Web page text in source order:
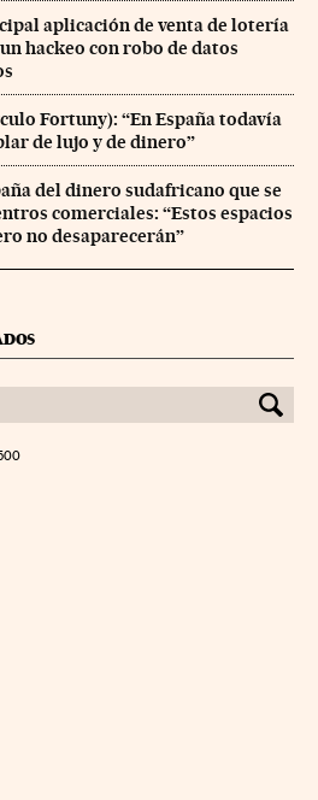
aplicación de venta de lotería
hackeo con robo de datos
Fortuny): “En España todavía
de lujo y de dinero”
del dinero sudafricano que se
comerciales: “Estos espacios
no desaparecerán”